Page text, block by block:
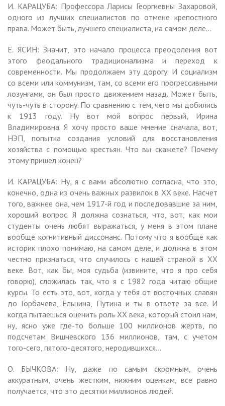
И. КАРАЦУБА: Профессора Ларисы Георгиевны Захаровой,
одного из лучших специалистов по отмене крепостного
права. Может быть, лучшего специалиста, на самом деле…
Е. ЯСИН: Значит, это начало процесса преодоления вот
этого феодального традиционализма и переход к
современности. Мы продолжаем эту дорогу. И социализм
со всеми или коммунизм, там, со всеми его прогрессивными
лозунгами, он был просто движением назад. Может быть,
чуть-чуть в сторону. По сравнению с тем, чего мы добились
к 1913 году. Ну вот мой вопрос первый, Ирина
Владимировна. Я хочу просто ваше мнение сначала, вот,
НЭП, попытка создания условий для восстановления
хозяйства с помощью крестьян. Что вы скажете? Почему
этому пришел конец?
И. КАРАЦУБА: Ну, я с вами абсолютно согласна, что это,
конечно, одна из очень важных развилок в XX веке. Насчет
того, важнее она, чем 1917-й год и последовавшие за ним,
хороший вопрос. Я должна сознаться, что, вот, как мои
студенты очень любят выражаться, у меня в этом плане
вообще когнитивный диссонанс. Потому что я вообще как
историк плохо понимаю, на самом деле, и должна в этом
честно признаться, что случилось с нашей страной в XX
веке. Вот, как бы, моя судьба (извините, что я про себя
говорю), сложилась так, что я с 1982 года читаю общие
курсы. То есть это, вот, когда у тебя от восточных славян
до Горбачева, Ельцина, Путина и ты в ответе за все. И
когда пытаешься оценить роль XX века, который стоил нам,
ну, ясно уже где-то больше 100 миллионов жертв, по
подсчетам Вишневского 136 миллионов, там, с учетом
того-сего, пятого-десятого, неродившихся…
О. БЫЧКОВА: Ну, даже по самым скромным, очень
аккуратным, очень жестким, нижним оценкам, все равно
получается, что это десятки миллионов людей.